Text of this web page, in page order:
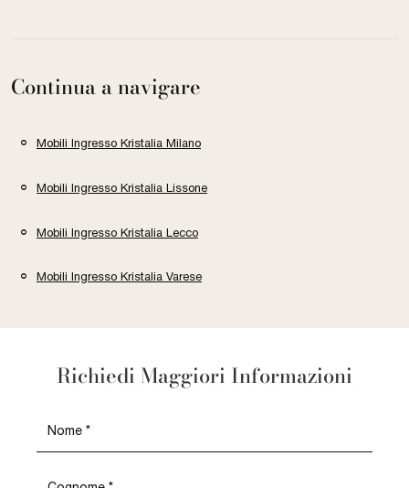
Continua a navigare
Mobili Ingresso Kristalia Milano
Mobili Ingresso Kristalia Lissone
Mobili Ingresso Kristalia Lecco
Mobili Ingresso Kristalia Varese
Richiedi Maggiori Informazioni